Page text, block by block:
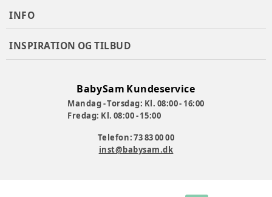
INFO
INSPIRATION OG TILBUD
BabySam Kundeservice
Mandag - Torsdag: Kl. 08:00 - 16:00
Fredag: Kl. 08:00 - 15:00
Telefon: 73 83 00 00
inst@babysam.dk